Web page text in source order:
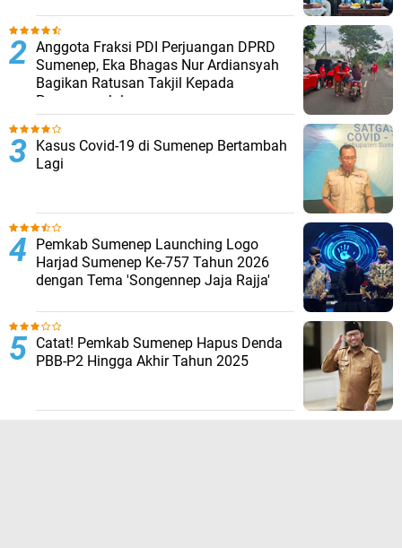
Anggota Fraksi PDI Perjuangan DPRD
Sumenep, Eka Bhagas Nur Ardiansyah
Bagikan Ratusan Takjil Kepada
Pengguna Jalan
Kasus Covid-19 di Sumenep Bertambah
Lagi
Pemkab Sumenep Launching Logo
Harjad Sumenep Ke-757 Tahun 2026
dengan Tema 'Songennep Jaja Rajja'
Catat! Pemkab Sumenep Hapus Denda
PBB-P2 Hingga Akhir Tahun 2025